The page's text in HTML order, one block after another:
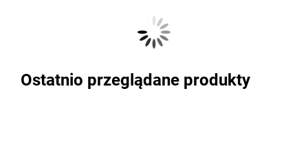
Ostatnio przeglądane produkty